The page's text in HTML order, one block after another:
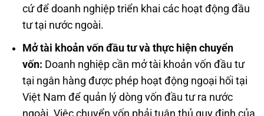
cứ để doanh nghiệp triển khai các hoạt động đầu
tư tại nước ngoài.
Mở tài khoản vốn đầu tư và thực hiện chuyển
vốn: Doanh nghiệp cần mở tài khoản vốn đầu tư
tại ngân hàng được phép hoạt động ngoại hối tại
Việt Nam để quản lý dòng vốn đầu tư ra nước
ngoài. Việc chuyển vốn phải tuân thủ quy định của